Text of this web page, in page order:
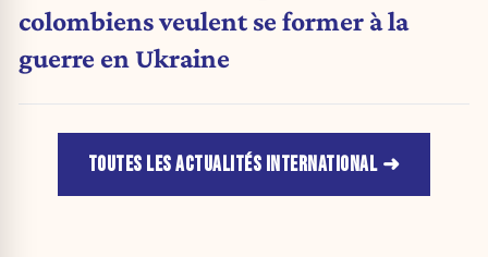
colombiens veulent se former à la
guerre en Ukraine
TOUTES LES ACTUALITÉS INTERNATIONAL